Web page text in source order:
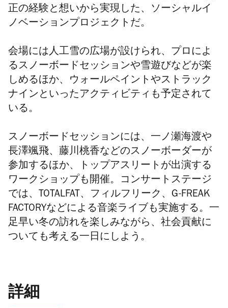
正の経験と想いから実現した、ソーシャルイ
ノベーションプロジェクトだ。
会場には人工雪の広場が設けられ、プロによ
るスノーボードセッションや雪遊びなどが楽
しめるほか、ウォールペイントやストラック
ナインといったアクティビティも予定されて
いる。
スノーボードセッションには、 一ノ瀬海渡や
長澤颯飛、 藤川桃香などのスノーボーダーが
参加するほか、
トップアスリートが出演する
ワークショップも開催。コンサートステージ
では、TOTALFAT、
フィルフリーク、G-FREAK
FACTORYなどによる音楽ライブも実施する。一
足早い冬の訪れを楽しみながら、社会貢献に
ついても考える一日にしよう。
詳細